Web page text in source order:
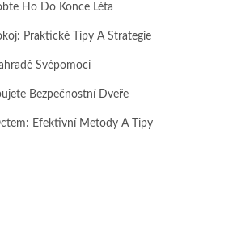
Ho Do Konce Léta
Praktické Tipy A Strategie
Svépomocí
Bezpečnostní Dveře
Efektivní Metody A Tipy